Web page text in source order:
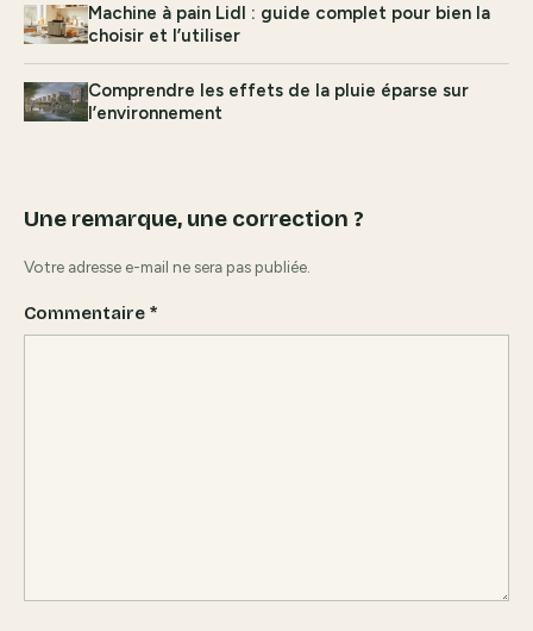
Machine à pain Lidl : guide complet pour bien la
choisir et l’utiliser
Comprendre les effets de la pluie éparse sur
l’environnement
Une remarque, une correction ?
Votre adresse e-mail ne sera pas publiée.
Commentaire *